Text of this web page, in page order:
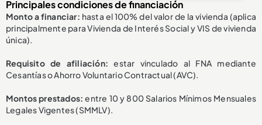
Principales condiciones de financiación
Monto a financiar: hasta el 100% del valor de la vivienda (aplica
principalmente para Vivienda de Interés Social y VIS de vivienda
única).
Requisito de afiliación:estar vinculado al FNA mediante
Cesantías o Ahorro Voluntario Contractual (AVC).
Montos prestados:entre 10 y 800 Salarios Mínimos Mensuales
Legales Vigentes (SMMLV).